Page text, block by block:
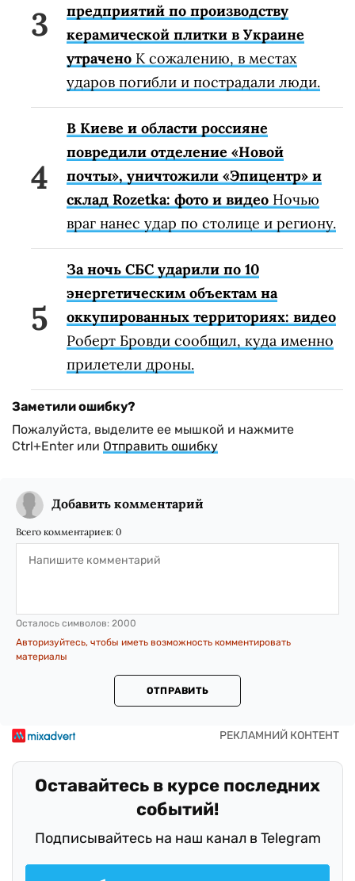
предприятий по производству
керамической плитки в Украине
утрачено К сожалению, в местах
ударов погибли и пострадали люди.
В Киеве и области россияне
повредили отделение «Новой
почты», уничтожили «Эпицентр» и
склад Rozetka: фото и видео Ночью
враг нанес удар по столице и региону.
За ночь СБС ударили по 10
энергетическим объектам на
оккупированных территориях: видео
Роберт Бровди сообщил, куда именно
прилетели дроны.
Заметили ошибку?
Пожалуйста, выделите ее мышкой и нажмите
Ctrl+Enter или Отправить ошибку
Добавить комментарий
Всего комментариев: 0
Осталось символов: 2000
Авторизуйтесь, чтобы иметь возможность комментировать
материалы
ОТПРАВИТЬ
Оставайтесь в курсе последних
событий!
Подписывайтесь на наш канал в Telegram